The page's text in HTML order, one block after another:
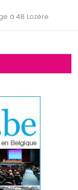
à 48 Lozère